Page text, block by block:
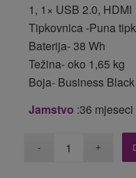
1, 1× USB 2.0,
Tipkovnica -Puna
Baterija- 38 Wh
Težina- oko 1,65 kg
Boja- Business Black
Jamstvo :36 mjeseci